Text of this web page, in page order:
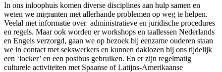
In ons inloophuis komen diverse disciplines aan hulp samen en
weten we migranten met allerhande problemen op weg te helpen.
Veelal met informatie over administratieve en juridische procedures
en regels. Maar ook worden er workshops en taallessen Nederlands
en Engels verzorgd, gaan we op bezoek bij eenzame ouderen staan
we in contact met sekswerkers en kunnen daklozen bij ons tijdelijk
een ‘locker’ en een postbus gebruiken. En er zijn regelmatig
culturele activiteiten met Spaanse of Latijns-Amerikaanse